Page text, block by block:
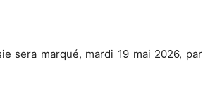
sera marqué, mardi 19 mai 2026, par